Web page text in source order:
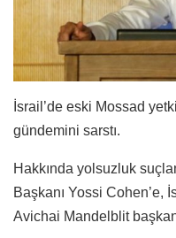
İsrail’de eski Mossad
gündemini sarstı.
Hakkında yolsuzluk
Başkanı Yossi Cohen’e,
Avichai Mandelblit